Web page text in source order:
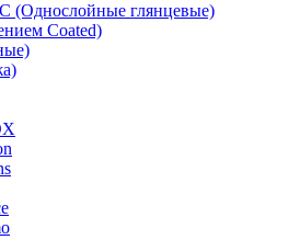
(Однослойные глянцевые)
Coated)